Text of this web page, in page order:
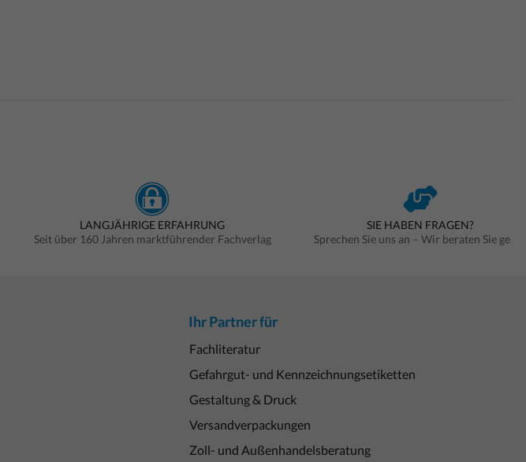
LANGJÄHRIGE ERFAHRUNG
Seit über 160 Jahren marktführender Fachverlag
SIE HABEN FRAGEN?
Sprechen Sie uns an – Wir beraten Sie gerne
Ihr Partner für
Fachliteratur
Gefahrgut- und Kennzeichnungsetiketten
Gestaltung & Druck
Versandverpackungen
Zoll- und Außenhandelsberatung